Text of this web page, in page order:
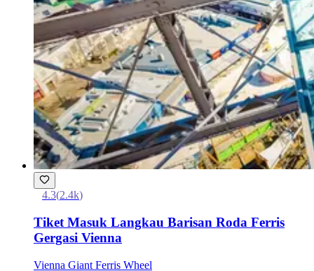
4.3(2.4k)
Tiket Masuk Langkau Barisan Roda Ferris
Gergasi Vienna
Vienna Giant Ferris Wheel